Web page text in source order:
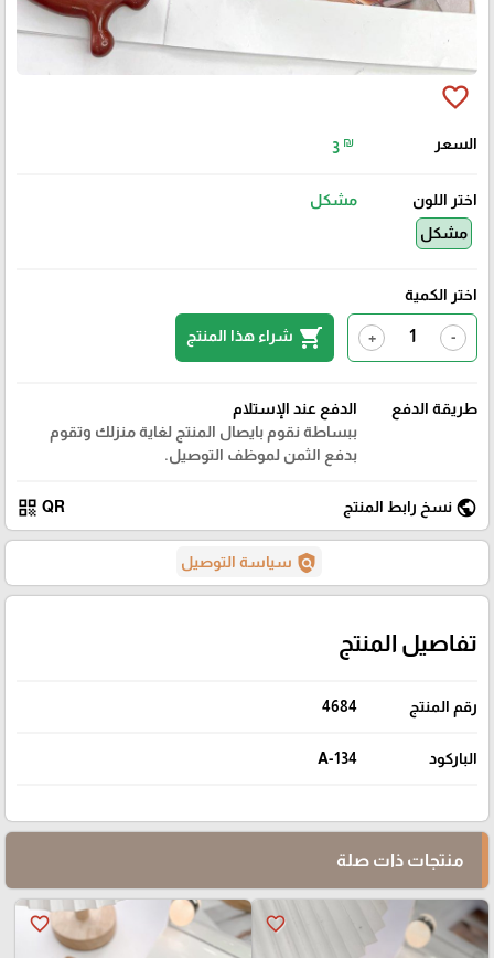
favorite_border
السعر 3 ₪
اختر اللون
مشكل
مشكل
اختر الكمية
-
+
shopping_cart شراء هذا المنتج
طريقة الدفع
الدفع عند الإستلام
ببساطة نقوم بايصال المنتج لغاية منزلك وتقوم
بدفع الثمن لموظف التوصيل.
public نسخ رابط المنتج QR
qr_code
policy سياسة التوصيل
تفاصيل المنتج
رقم المنتج 4684
الباركود A-134
منتجات ذات صلة
favorite_border
favorite_border